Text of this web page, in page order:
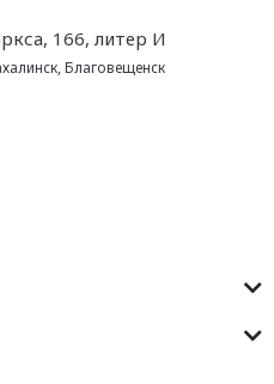
166, литер И
,Благовещенск